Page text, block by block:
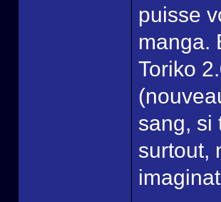
puisse
manga.
Toriko
sang, si
surtout,